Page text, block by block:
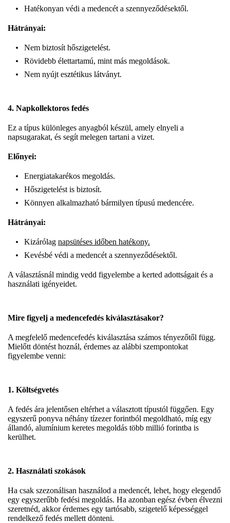
Hatékonyan védi a medencét a szennyeződésektől.
Hátrányai:
Nem biztosít hőszigetelést.
Rövidebb élettartamú, mint más megoldások.
Nem nyújt esztétikus látványt.
4. Napkollektoros fedés
Ez a típus különleges anyagból készül, amely elnyeli a
napsugarakat, és segít melegen tartani a vizet.
Előnyei:
Energiatakarékos megoldás.
Hőszigetelést is biztosít.
Könnyen alkalmazható bármilyen típusú medencére.
Hátrányai:
Kizárólag napsütéses időben hatékony.
Kevésbé védi a medencét a szennyeződésektől.
A választásnál mindig vedd figyelembe a kerted adottságait és a
használati igényeidet.
Mire figyelj a medencefedés kiválasztásakor?
A megfelelő medencefedés kiválasztása számos tényezőtől függ.
Mielőtt döntést hoznál, érdemes az alábbi szempontokat
figyelembe venni:
1. Költségvetés
A fedés ára jelentősen eltérhet a választott típustól függően. Egy
egyszerű ponyva néhány tízezer forintból megoldható, míg egy
állandó, alumínium keretes megoldás több millió forintba is
kerülhet.
2. Használati szokások
Ha csak szezonálisan használod a medencét, lehet, hogy elegendő
egy egyszerűbb fedési megoldás. Ha azonban egész évben élvezni
szeretnéd, akkor érdemes egy tartósabb, szigetelő képességgel
rendelkező fedés mellett dönteni.